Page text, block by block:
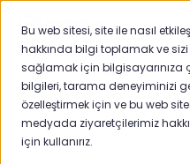
Bu web sitesi, site ile nasıl
hakkında bilgi toplamak ve sizi
sağlamak için bilgisayarınıza
bilgileri, tarama deneyiminizi
özelleştirmek için ve bu web
medyada ziyaretçilerimiz
için kullanırız.
Geri Bildirim
LeoAna sayfaya geri dön